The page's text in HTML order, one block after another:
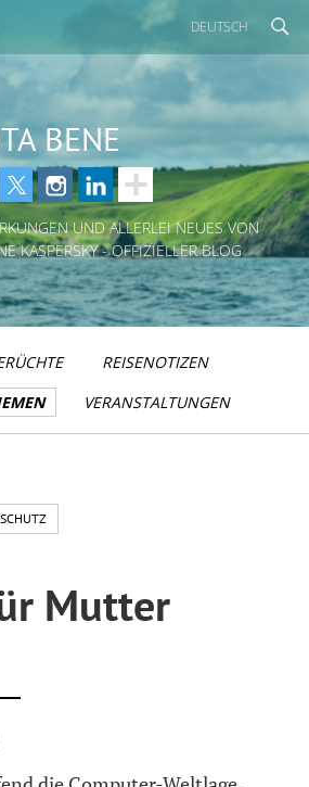
DEUTSCH
BENE
UND ALLERLEI NEUES VON
KASPERSKY - OFFIZIELLER BLOG
REISENOTIZEN
VERANSTALTUNGEN
Mutter